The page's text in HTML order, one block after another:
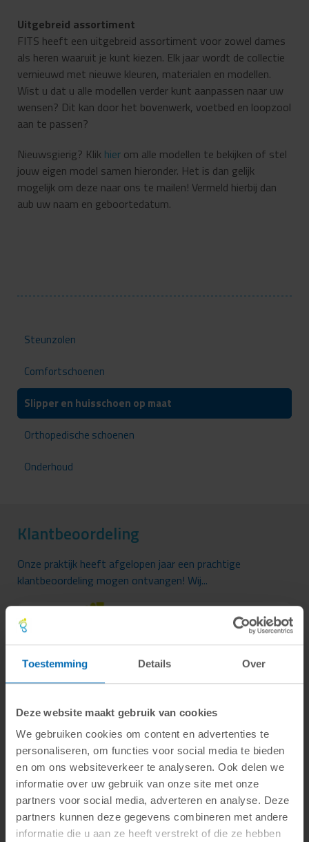
Toestemming Details Over
Deze website maakt gebruik van cookies
We gebruiken cookies om content en advertenties te
personaliseren, om functies voor social media te bieden
en om ons websiteverkeer te analyseren. Ook delen we
informatie over uw gebruik van onze site met onze
partners voor social media, adverteren en analyse. Deze
partners kunnen deze gegevens combineren met andere
informatie die u aan ze heeft verstrekt of die ze hebben
Uitgebreid assortiment
FITS heeft een uitgebreid assortiment voor zowel dames
als heren waaruit je kunt kiezen. Elk jaar wordt de collectie
vernieuwd met nieuwe kleuren, materialen en modellen.
Wist u dat u alle modellen verder kunt aanpassen naar uw
wensen? Dit kan door het bovenwerk, voetbed en loopzool
aan te passen?
Nieuwsgierig? Klik hier om alle modellen te bekijken of stel
jouw eigen model samen hieronder. Het is dan gelijk
mogelijk om deze naar ons te mailen! Vermeld hierbij dan
aub uw naam en geboortedatum.
Steunzolen
Comfortschoenen
Slipper en huisschoen op maat
Orthopedische schoenen
Onderhoud
Klantbeoordeling
Onze praktijk heeft afgelopen jaar een prachtige
klantbeoordeling mogen ontvangen! Wij...
Blog - Hormonen en podotherapie
Puberteit De meest voorkomende klacht, getriggerd door
hormonen bij pubers, zijn zweetvoeten....